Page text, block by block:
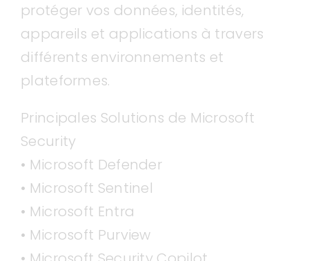
protéger vos données, identités,
appareils et applications à travers
différents environnements et
plateformes.
Principales Solutions de Microsoft
Security
• Microsoft Defender
• Microsoft Sentinel
• Microsoft Entra
• Microsoft Purview